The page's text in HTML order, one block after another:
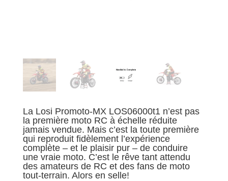
La Losi Promoto-MX LOS06000t1 n’est pas
la première moto RC à échelle réduite
jamais vendue. Mais c’est la toute première
qui reproduit fidèlement l’expérience
complète – et le plaisir pur – de conduire
une vraie moto. C’est le rêve tant attendu
des amateurs de RC et des fans de moto
tout-terrain. Alors en selle!